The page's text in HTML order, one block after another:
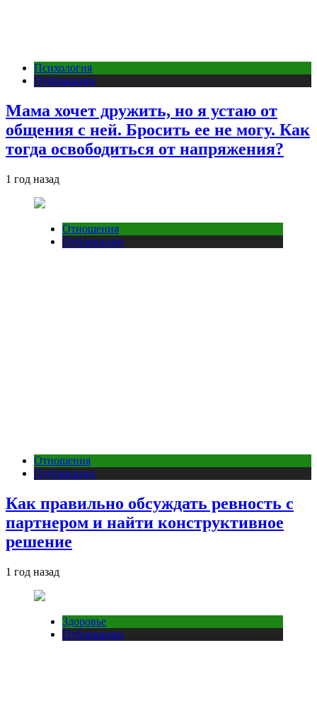
Психология
Публикации
Мама хочет дружить, но я устаю от
общения с ней. Бросить ее не могу. Как
тогда освободиться от напряжения?
1 год назад
Отношения
Публикации
Отношения
Публикации
Как правильно обсуждать ревность с
партнером и найти конструктивное
решение
1 год назад
Здоровье
Публикации